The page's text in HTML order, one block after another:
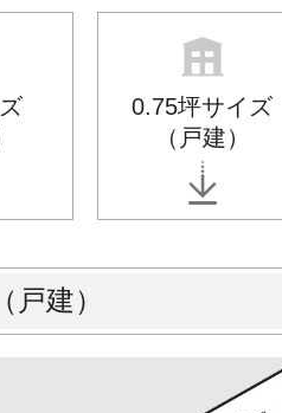
0.75坪サイズ
（戸建）
建）